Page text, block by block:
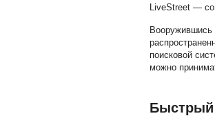
LiveStreet —
Вооружившись
поисковой
можно